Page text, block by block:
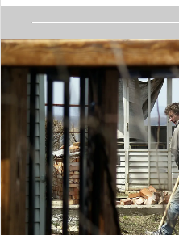
Первые заморозки
цветам и корнеплодам,
грядках. Как
температуры,
Синьковский.